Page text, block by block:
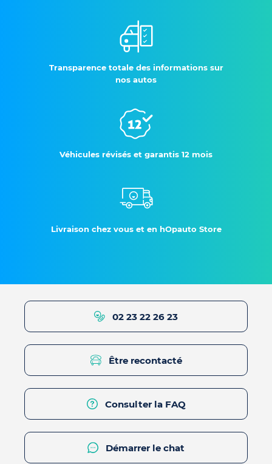
Transparence totale des informations sur
nos autos
Véhicules révisés et garantis 12 mois
Livraison chez vous et en hOpauto Store
02 23 22 26 23
Être recontacté
Consulter la FAQ
Démarrer le chat